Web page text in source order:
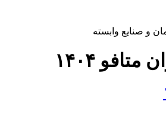
و صنایع وابسته
متافو ۱۴۰۴